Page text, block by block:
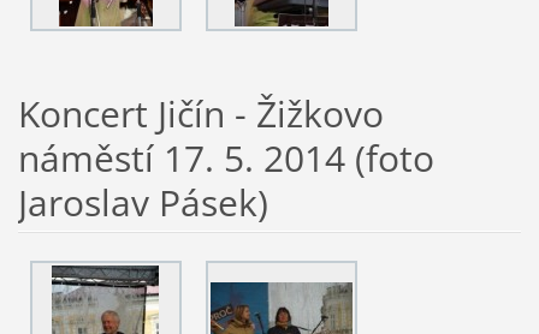
Koncert Jičín - Žižkovo
náměstí 17. 5. 2014 (foto
Jaroslav Pásek)